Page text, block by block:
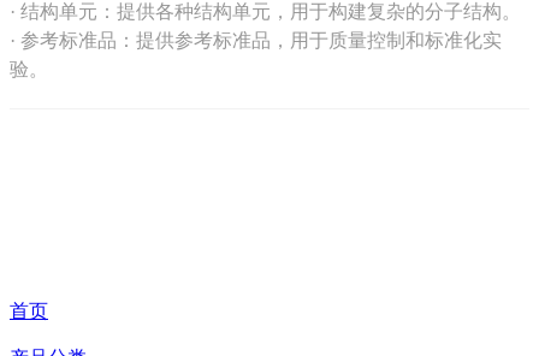
· ‌结构单元‌：提供各种结构单元，用于构建复杂的分子结构。
· ‌参考标准品‌：提供参考标准品，用于质量控制和标准化实
验。
首页